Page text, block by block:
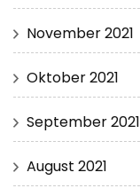
November 2021
Oktober 2021
September 2021
August 2021